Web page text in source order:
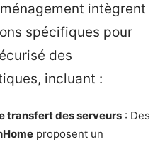
intègrent
spécifiques pour
des
incluant :
transfert des serveurs : Des
proposent un